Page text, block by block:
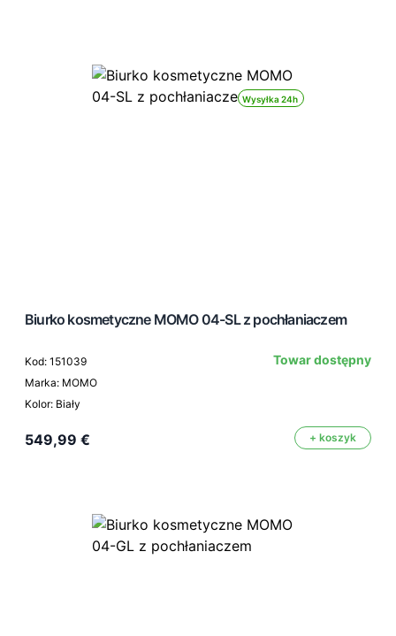
Wysyłka 24h
Biurko kosmetyczne MOMO 04-SL z pochłaniaczem
Kod: 151039
Marka: MOMO
Kolor: Biały
Towar dostępny
549,99 € + koszyk